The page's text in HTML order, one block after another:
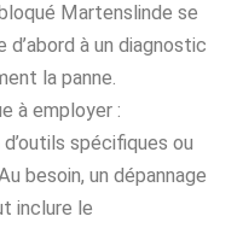
Martenslinde se
à un diagnostic
la panne.
à employer :
spécifiques ou
besoin, un dépannage
inclure le